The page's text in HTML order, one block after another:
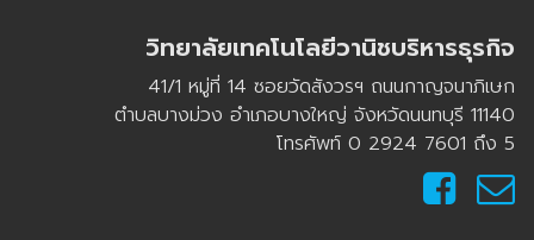
วิทยาลัยเทคโนโลยีวานิชบริหารธุรกิจ
41/1 หมู่ที่ 14 ซอยวัดสังวรฯ ถนนกาญจนาภิเษก
ตำบลบางม่วง อำเภอบางใหญ่ จังหวัดนนทบุรี 11140
โทรศัพท์ 0 2924 7601 ถึง 5